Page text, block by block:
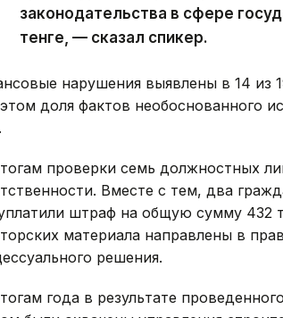
законодательства в сфере
тенге, — сказал спикер.
нарушения выявлены в 14 из
доля фактов необоснованного
проверки семь должностных
Вместе с тем, два
штраф на общую сумму 432
материала направлены в
решения.
года в результате